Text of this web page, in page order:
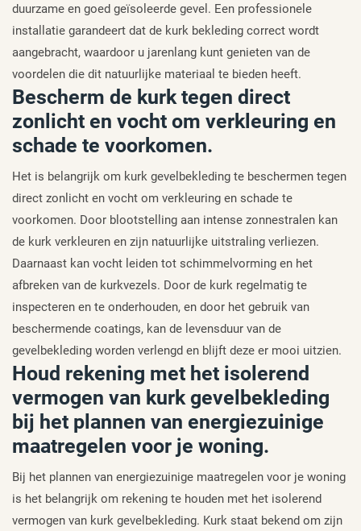
duurzame en goed geïsoleerde gevel. Een professionele
installatie garandeert dat de kurk bekleding correct wordt
aangebracht, waardoor u jarenlang kunt genieten van de
voordelen die dit natuurlijke materiaal te bieden heeft.
Bescherm de kurk tegen direct
zonlicht en vocht om verkleuring en
schade te voorkomen.
Het is belangrijk om kurk gevelbekleding te beschermen tegen
direct zonlicht en vocht om verkleuring en schade te
voorkomen. Door blootstelling aan intense zonnestralen kan
de kurk verkleuren en zijn natuurlijke uitstraling verliezen.
Daarnaast kan vocht leiden tot schimmelvorming en het
afbreken van de kurkvezels. Door de kurk regelmatig te
inspecteren en te onderhouden, en door het gebruik van
beschermende coatings, kan de levensduur van de
gevelbekleding worden verlengd en blijft deze er mooi uitzien.
Houd rekening met het isolerend
vermogen van kurk gevelbekleding
bij het plannen van energiezuinige
maatregelen voor je woning.
Bij het plannen van energiezuinige maatregelen voor je woning
is het belangrijk om rekening te houden met het isolerend
vermogen van kurk gevelbekleding. Kurk staat bekend om zijn